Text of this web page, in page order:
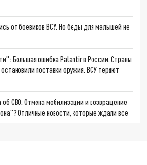
от боевиков ВСУ. Но беды для малышей не
Большая ошибка Palantir в России. Страны
поставки оружия. ВСУ теряют
об СВО. Отмена мобилизации и возвращение
Отличные новости, которые ждали все